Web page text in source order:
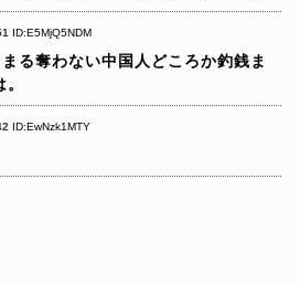
ID:E5MjQ5NDM
る奪わない中国人どころか釣銭ま
ID:EwNzk1MTY